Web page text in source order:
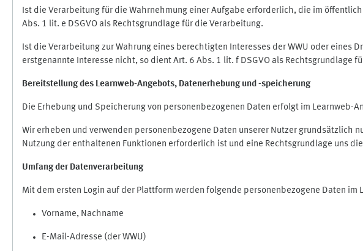
Ist die Verarbeitung für die Wahrnehmung einer Aufgabe erforderlich, die im
Abs. 1 lit. e DSGVO als Rechtsgrundlage für die Verarbeitung.
Ist die Verarbeitung zur Wahrung eines berechtigten Interesses der WWU oder
erstgenannte Interesse nicht, so dient Art. 6 Abs. 1 lit. f DSGVO als
Bereitstellung des Learnweb-Angebots, Datenerhebung und -speicherung
Die Erhebung und Speicherung von personenbezogenen Daten erfolgt im Learnweb-
Wir erheben und verwenden personenbezogene Daten unserer Nutzer
Nutzung der enthaltenen Funktionen erforderlich ist und eine Rechtsgrundlage uns
Umfang der Datenverarbeitung
Mit dem ersten Login auf der Plattform werden folgende personenbezogene Daten im
Vorname, Nachname
E-Mail-Adresse (der WWU)